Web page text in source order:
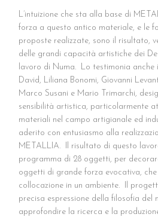
L’intuizione che sta alla base di
forza a questo antico materiale, e le
proposte realizzate, sono il risultato,
delle grandi capacità artistiche dei
lavoro di Numa.
Lo testimonia anche
David, Liliana Bonomi, Giovanni
Marco Susani e Mario Trimarchi,
sensibilità artistica, particolarmente
materiali nel campo artigianale ed
aderito con entusiasmo alla
METALLIA.
Il risultato di questo
programma di 28 oggetti, per
oggetti di grande forza evocativa,
collocazione in un ambiente.
Il
precisa espressione della filosofia del
approfondire la ricerca e la